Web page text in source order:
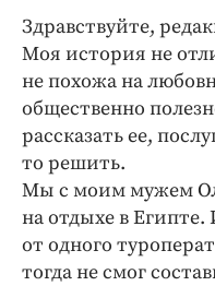
Происшествия
Спорт
Экономика и
ПРОЕКТЫ
Блоги
Издания
Медиаперсона
Интересное
Здравствуйте,
Моя история не
не похожа на
общественно
рассказать ее,
то решить.
Мы с моим мужем
на отдыхе в
от одного
тогда не смог